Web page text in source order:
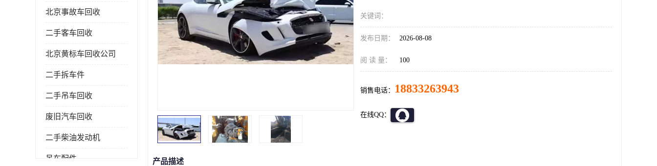
北京事故车回收
二手客车回收
北京黄标车回收公司
二手拆车件
二手吊车回收
废旧汽车回收
二手柴油发动机
吊车配件
关键词：
发布日期： 2026-08-08
阅 读 量： 100
销售电话： 18833263943
在线QQ：
产品描述